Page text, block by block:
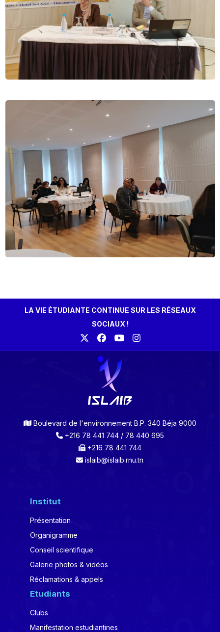
LA VIE ÉTUDIANTE CONTINUE SUR LES RÉSEAUX
SOCIAUX !
Boulevard de l'environnement B.P. 340 Béja 9000
+216 78 441 744 / 78 440 695
+216 78 441 744
islaib@islaib.rnu.tn
Institut
Présentation
Organigramme
Conseil scientifique
Galerie photos & vidéos
Réclamations & appels
Etudiants
Clubs
Manifestation estudiantines